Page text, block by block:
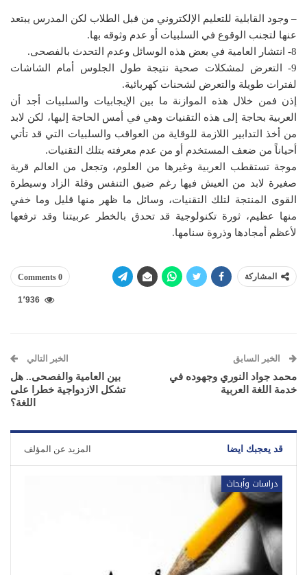
– وجود القابلية للتعليم الإلكتروني من قبل الطلاب لكن المدرس يبتعد
عنها لتجنب الوقوع في السلبيات أو عدم وثوقه بها.
8- انتشار العامية في بعض هذه الوسائل وعدم التحدث بالفصحى.
9- التعرض لمشكلات صحية نتيجة طول الجلوس أمام الشاشات
لفترات طويلة والتعرض لشحنات كهربائية.
إذن فمن خلال هذه الموازنة ما بين الإيجابيات والسلبيات أجد أن
العربية بحاجة إلى هذه التقنيات وهي في أمس الحاجة إليها، لكن لابد
من أخذ التدابير اللازمة للوقاية من العواقب والسلبيات التي قد تأتي
أحياناً من ضعف المستخدم أو من عدم معرفته بتلك التقنيات.
موجة تستقطب العربية وغيرها من العلوم، وتجعل من العالم قرية
صغيرة لابد من العيش فيها رغم ضيق التنفس وقلة الزاد وسيطرة
القوى المنتجة لتلك التقنيات، وسائل ما ظهر منها قليل وما خفي
منها عظيم، ثورة تكنولوجية قد تحدق بالخطر عربيتنا وقد ترفعها
لأعظم أمجادها وذروة سنامها.
المشاركة 0 Comments
1٬936
الخبر السابق
محمد جواد النوري وجهوده في
خدمة اللغة العربية
الخبر التالي
بين العامية والفصحى.. هل
تشكل الازدواجية خطرا على
اللغة؟
قد يعجبك ايضا المزيد عن المؤلف
دراسات وأبحاث